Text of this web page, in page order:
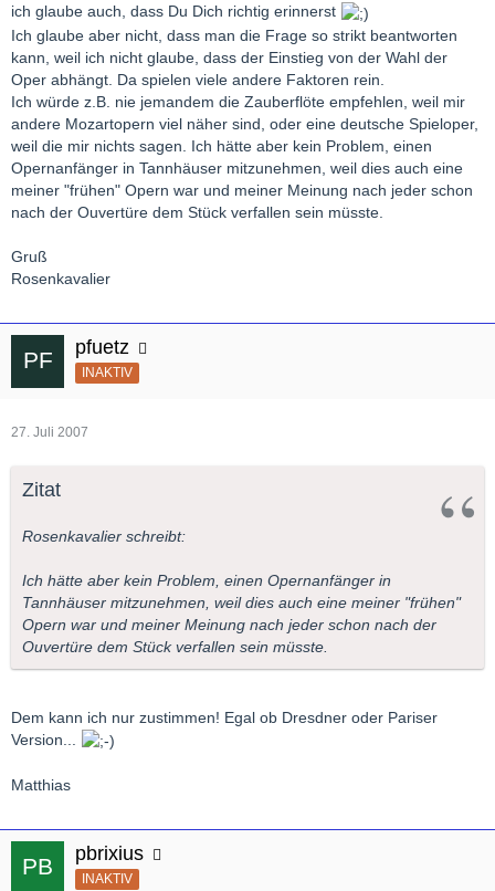
ich glaube auch, dass Du Dich richtig erinnerst
Ich glaube aber nicht, dass man die Frage so strikt beantworten
kann, weil ich nicht glaube, dass der Einstieg von der Wahl der
Oper abhängt. Da spielen viele andere Faktoren rein.
Ich würde z.B. nie jemandem die Zauberflöte empfehlen, weil mir
andere Mozartopern viel näher sind, oder eine deutsche Spieloper,
weil die mir nichts sagen. Ich hätte aber kein Problem, einen
Opernanfänger in Tannhäuser mitzunehmen, weil dies auch eine
meiner "frühen" Opern war und meiner Meinung nach jeder schon
nach der Ouvertüre dem Stück verfallen sein müsste.
Gruß
Rosenkavalier
pfuetz
INAKTIV
27. Juli 2007
Zitat
Rosenkavalier schreibt:
Ich hätte aber kein Problem, einen Opernanfänger in
Tannhäuser mitzunehmen, weil dies auch eine meiner "frühen"
Opern war und meiner Meinung nach jeder schon nach der
Ouvertüre dem Stück verfallen sein müsste.
Dem kann ich nur zustimmen! Egal ob Dresdner oder Pariser
Version...
Matthias
pbrixius
INAKTIV